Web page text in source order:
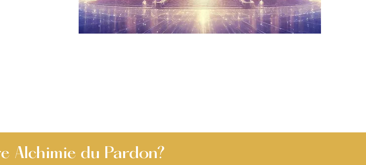
Alchimie du Pardon?